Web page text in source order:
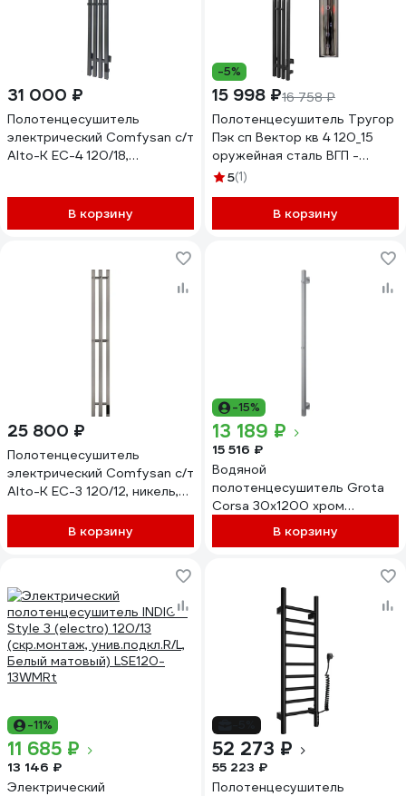
31 000 ₽
Полотенцесушитель
электрический Comfysan с/т
Alto-K EC-4 120/18,
В корзину
-5%
15 998 ₽16 758 ₽
Полотенцесушитель Тругор
Пэк сп Вектор кв 4 120_15
оружейная сталь ВГП -
сенсор НФ-00000195
5(1)
В корзину
25 800 ₽
Полотенцесушитель
электрический Comfysan с/т
Alto-K EC-3 120/12, никель,
В корзину
-15%
13 189 ₽
15 516 ₽
Водяной
полотенцесушитель Grota
Corsa 30x1200 хром
глянцевый Corsa 30x1200
В корзину
-11%
11 685 ₽
13 146 ₽
Электрический
52 273 ₽
55 223 ₽
Полотенцесушитель